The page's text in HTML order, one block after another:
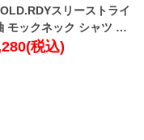
スリーストライ
モックネック シャツ ブ
1278-5352-2 3XL 4XL
税込)